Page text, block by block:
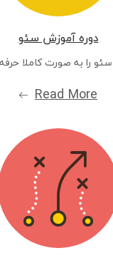
دوره آموزش سئو
را به صورت کاملا
Read More